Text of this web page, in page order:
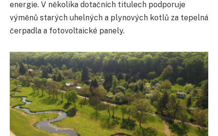
energie. V několika dotačních titulech podporuje
výměnů starých uhelných a plynových kotlů za tepelná
čerpadla a fotovoltaické panely.